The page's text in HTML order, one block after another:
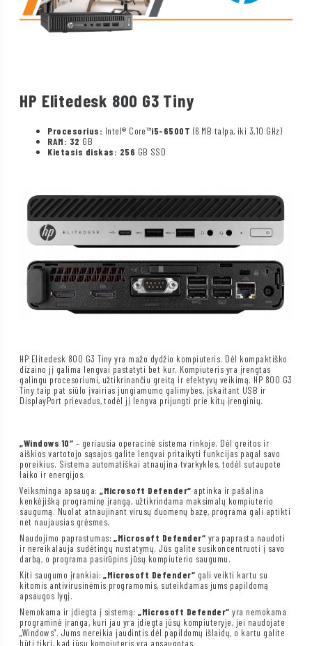
HP Elitedesk 800 G3 Tiny
Procesorius: Intel® Core™i5-6500T (6 MB talpa, iki 3,10 GHz)
RAM: 32 GB
Kietasis diskas: 256 GB SSD
HP Elitedesk 800 G3 Tiny yra mažo dydžio kompiuteris. Dėl kompaktiško
dizaino jį galima lengvai pastatyti bet kur. Kompiuteris yra įrengtas
galingu procesoriumi, užtikrinančiu greitą ir efektyvų veikimą. HP 800 G3
Tiny taip pat siūlo įvairias jungiamumo galimybes, įskaitant USB ir
DisplayPort prievadus, todėl jį lengva prijungti prie kitų įrenginių.
„Windows 10“ – geriausia operacinė sistema rinkoje. Dėl greitos ir
aiškios vartotojo sąsajos galite lengvai pritaikyti funkcijas pagal savo
poreikius. Sistema automatiškai atnaujina tvarkykles, todėl sutaupote
laiko ir energijos.
Veiksminga apsauga:„Microsoft Defender“ aptinka ir pašalina
kenkėjišką programinę įrangą, užtikrindama maksimalų kompiuterio
saugumą. Nuolat atnaujinant virusų duomenų bazę, programa gali aptikti
net naujausias grėsmes.
Naudojimo paprastumas:„Microsoft Defender“ yra paprasta naudoti
ir nereikalauja sudėtingų nustatymų. Jūs galite susikoncentruoti į savo
darbą, o programa pasirūpins jūsų kompiuterio saugumu.
Kiti saugumo įrankiai:„Microsoft Defender“ gali veikti kartu su
kitomis antivirusinėmis programomis, suteikdamas jums papildomą
apsaugos lygį.
Nemokama ir įdiegta į sistemą:„Microsoft Defender“ yra nemokama
programinė įranga, kuri jau yra įdiegta jūsų kompiuteryje, jei naudojate
„Windows“. Jums nereikia jaudintis dėl papildomų išlaidų, o kartu galite
būti tikri, kad jūsų kompiuteris yra apsaugotas.